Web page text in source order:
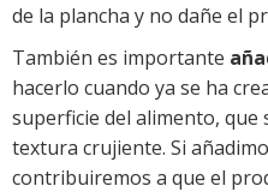
de la plancha y no dañe el
También es importante
hacerlo cuando ya se ha
superficie del alimento, que
textura crujiente. Si
contribuiremos a que el